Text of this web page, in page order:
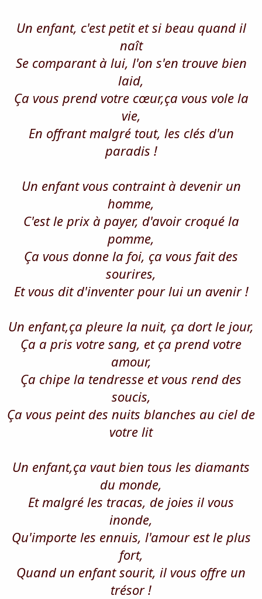
Un enfant, c'est petit et si beau quand il
naît
Se comparant à lui, l'on s'en trouve bien
laid,
Ça vous prend votre cœur,ça vous vole la
vie,
En offrant malgré tout, les clés d'un
paradis !
Un enfant vous contraint à devenir un
homme,
C'est le prix à payer, d'avoir croqué la
pomme,
Ça vous donne la foi, ça vous fait des
sourires,
Et vous dit d'inventer pour lui un avenir !
Un enfant,ça pleure la nuit, ça dort le jour,
Ça a pris votre sang, et ça prend votre
amour,
Ça chipe la tendresse et vous rend des
soucis,
Ça vous peint des nuits blanches au ciel de
votre lit
Un enfant,ça vaut bien tous les diamants
du monde,
Et malgré les tracas, de joies il vous
inonde,
Qu'importe les ennuis, l'amour est le plus
fort,
Quand un enfant sourit, il vous offre un
trésor !